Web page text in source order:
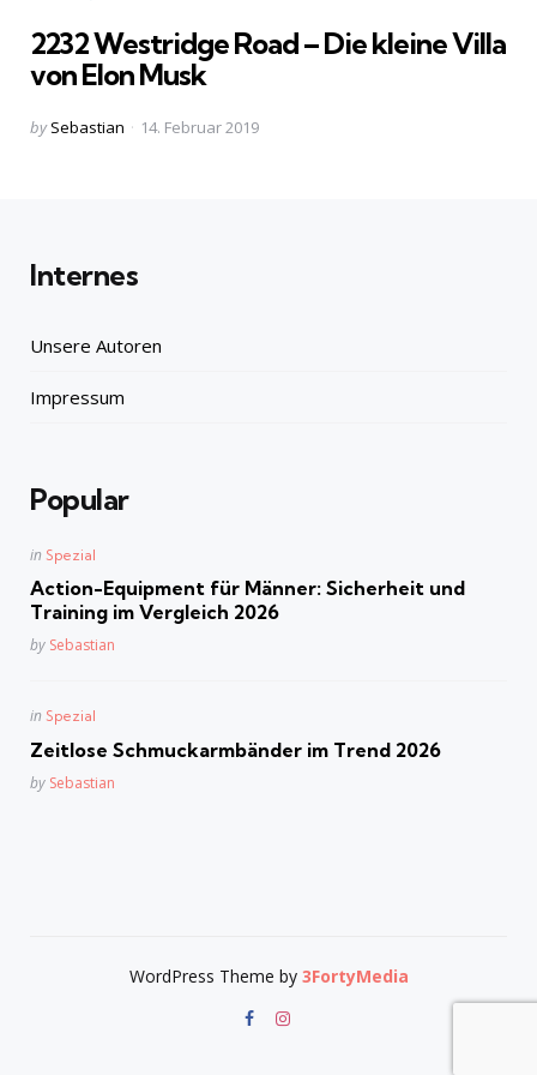
2232 Westridge Road – Die kleine Villa
von Elon Musk
Posted
by Sebastian 14. Februar 2019
Internes
Unsere Autoren
Impressum
Popular
Posted
in Spezial
Action-Equipment für Männer: Sicherheit und
Training im Vergleich 2026
Posted
by Sebastian
Posted
in Spezial
Zeitlose Schmuckarmbänder im Trend 2026
Posted
by Sebastian
WordPress Theme by 3FortyMedia